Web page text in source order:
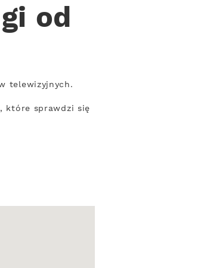
od
telewizyjnych.
które sprawdzi się